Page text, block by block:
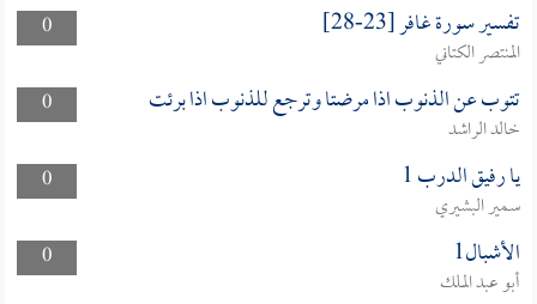
0
تفسير سورة غافر [23-28]
المنتصر الكتاني
0
تتوب عن الذنوب اذا مرضتا وترجع للذنوب اذا برئت
خالد الراشد
0
يا رفيق الدرب 1
سمير البشيري
0
الأشبال1
أبو عبد الملك